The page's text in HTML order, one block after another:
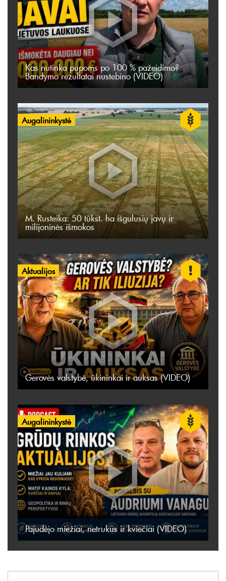
Kas nutinka pupoms po 100 % pažeidimo?
Bandymo rezultatai nustebino (VIDEO)
Augalininkystė
M. Rusteika: 50 tūkst. ha išgulusių javų ir
milijoninės išmokos
Aktualijos
Gerovės valstybė, ūkininkai ir auksas (VIDEO)
Augalininkystė
Pajudėjo miežiai, netrukus ir kviečiai (VIDEO)